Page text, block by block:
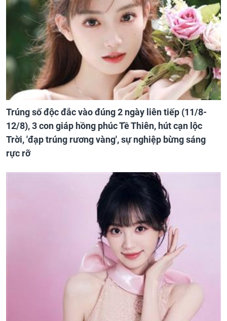
Trúng số độc đắc vào đúng 2 ngày liên tiếp (11/8-
12/8), 3 con giáp hồng phúc Tề Thiên, hút cạn lộc
Trời, 'đạp trúng rương vàng', sự nghiệp bừng sáng
rực rỡ